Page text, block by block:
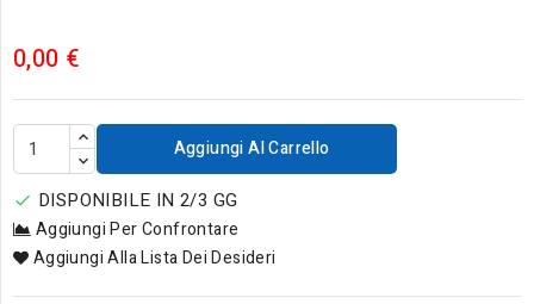
0,00 €
Aggiungi Al Carrello
 DISPONIBILE IN 2/3 GG
Aggiungi Per Confrontare
Aggiungi Alla Lista Dei Desideri